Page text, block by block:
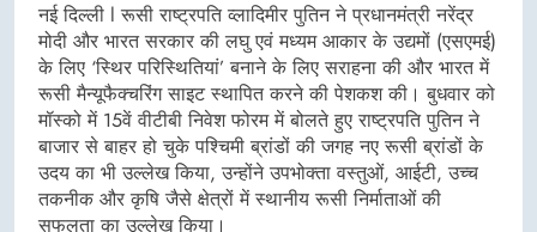
नई दिल्ली l रूसी राष्ट्रपति व्लादिमीर पुतिन ने प्रधानमंत्री नरेंद्र
मोदी और भारत सरकार की लघु एवं मध्यम आकार के उद्यमों (एसएमई)
के लिए ‘स्थिर परिस्थितियां’ बनाने के लिए सराहना की और भारत में
रूसी मैन्यूफैक्चरिंग साइट स्थापित करने की पेशकश की। बुधवार को
मॉस्को में 15वें वीटीबी निवेश फोरम में बोलते हुए राष्ट्रपति पुतिन ने
बाजार से बाहर हो चुके पश्चिमी ब्रांडों की जगह नए रूसी ब्रांडों के
उदय का भी उल्लेख किया, उन्होंने उपभोक्ता वस्तुओं, आईटी, उच्च
तकनीक और कृषि जैसे क्षेत्रों में स्थानीय रूसी निर्माताओं की
सफलता का उल्लेख किया।